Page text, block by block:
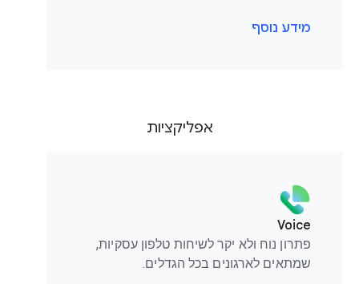
מידע נוסף
אפליקציות
Voice
פתרון נוח ולא יקר לשיחות טלפון עסקיות,
שמתאים לארגונים בכל הגדלים.